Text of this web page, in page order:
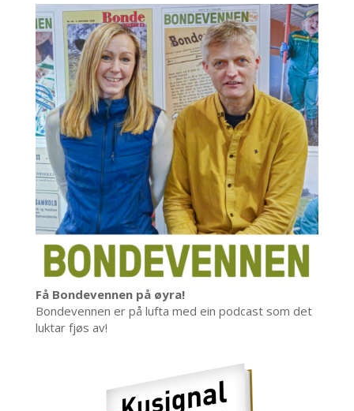
Få Bondevennen på øyra!
Bondevennen er på lufta med ein podcast som det
luktar fjøs av!